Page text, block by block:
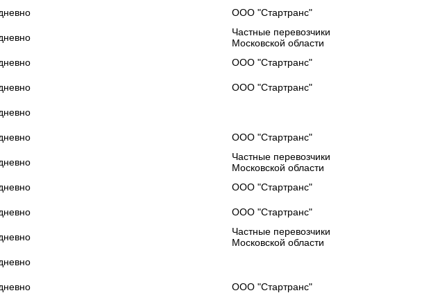
ООО "Стартранс"
Частные перевозчики
Московской области
ООО "Стартранс"
ООО "Стартранс"
ООО "Стартранс"
Частные перевозчики
Московской области
ООО "Стартранс"
ООО "Стартранс"
Частные перевозчики
Московской области
ООО "Стартранс"